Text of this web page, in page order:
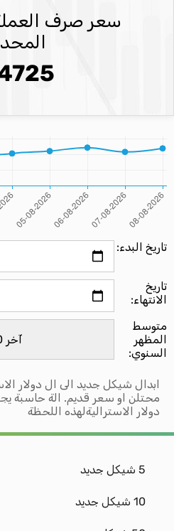
تاريخ البدء:
تاريخ
الانتهاء:
متوسط ​​
المظهر
السنوي:
ابدال شيكل جديد الى ال دولار
محتلن او سعر قديم. الة حاسبة
دولار الاستراليةلهذه اللحظة
5 شيكل جديد
10 شيكل جديد